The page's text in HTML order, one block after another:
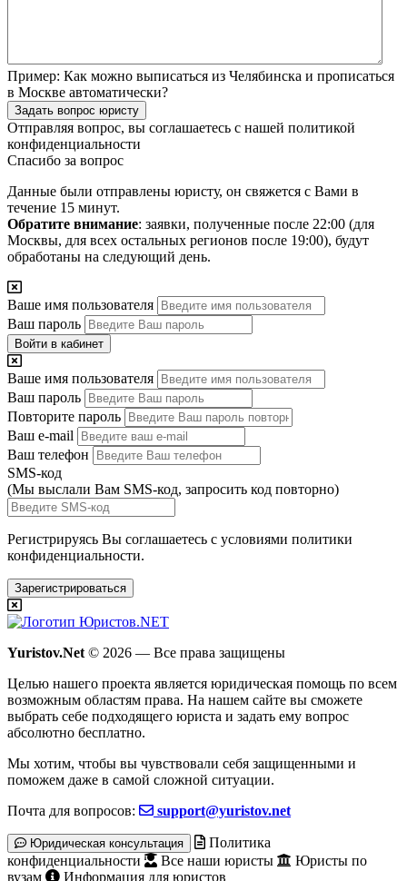
Пример: Как можно выписаться из Челябинска и прописаться
в Москве автоматически?
Задать вопрос юристу
Отправляя вопрос, вы соглашаетесь с нашей политикой
конфиденциальности
Спасибо за вопрос
Данные были отправлены юристу, он свяжется с Вами в
течение 15 минут.
Обратите внимание: заявки, полученные после 22:00 (для
Москвы, для всех остальных регионов после 19:00), будут
обработаны на следующий день.
Ваше имя пользователя
Ваш пароль
Войти в кабинет
Ваше имя пользователя
Ваш пароль
Повторите пароль
Ваш e-mail
Ваш телефон
SMS-код
(Мы выслали Вам SMS-код, запросить код повторно)
Регистрируясь Вы соглашаетесь с условиями политики
конфиденциальности.
Зарегистрироваться
Yuristov.Net © 2026 — Все права защищены
Целью нашего проекта является юридическая помощь по всем
возможным областям права. На нашем сайте вы сможете
выбрать себе подходящего юриста и задать ему вопрос
абсолютно бесплатно.
Мы хотим, чтобы вы чувствовали себя защищенными и
поможем даже в самой сложной ситуации.
Почта для вопросов:
support@yuristov.net
Юридическая консультация
Политика
конфиденциальности
Все наши юристы
Юристы по
вузам
Информация для юристов